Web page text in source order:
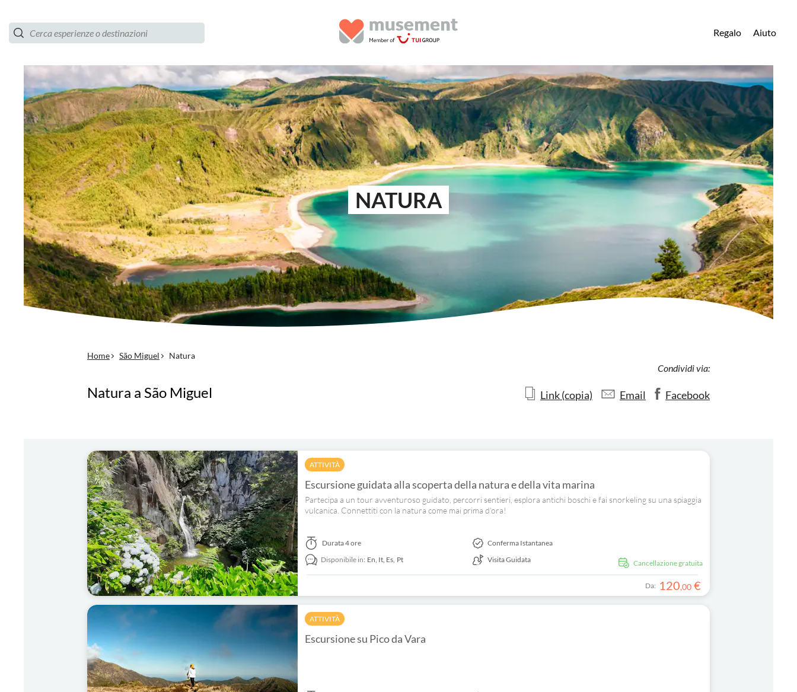
Regalo Aiuto
NATURA
Home São Miguel Natura
Natura a São Miguel
Condividi via:
Link (copia) Email Facebook
ATTIVITÀ
Escursione guidata alla scoperta della natura e della vita marina
Partecipa a un tour avventuroso guidato, percorri sentieri, esplora antichi boschi e fai snorkeling su una spiaggia
vulcanica. Connettiti con la natura come mai prima d'ora!
Cancellazione gratuita
Durata4 ore
Disponibile in: En, It, Es, Pt
Conferma Istantanea
Visita Guidata
Da: 120,00 €
ATTIVITÀ
Escursione su Pico da Vara